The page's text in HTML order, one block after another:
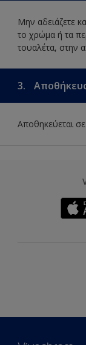
Μην αδειάζετε
το χρώμα ή τα
τουαλέτα, στην
3.
Αποθηκεύεται